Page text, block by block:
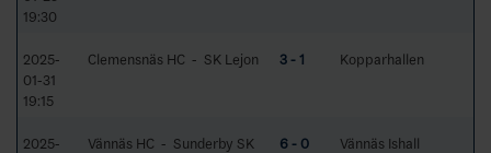
19:30
2025-
01-31
19:15
Clemensnäs HC - SK Lejon 3 - 1 Kopparhallen
2025-
Vännäs HC - Sunderby SK 6 - 0 Vännäs Ishall